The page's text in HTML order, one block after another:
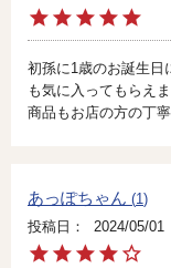
初孫に1歳のお誕生日
も気に入ってもらえま
商品もお店の方の丁
あっぽちゃん 1
投稿日
2024/05/01